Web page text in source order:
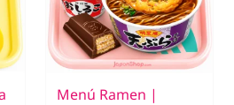
Menú Ramen |